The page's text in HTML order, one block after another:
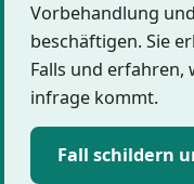
Vorbehandlung
beschäftigen. Sie
Falls und
infrage kommt.
Fall schildern